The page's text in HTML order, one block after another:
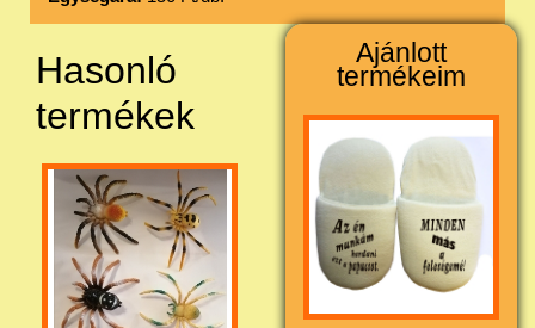
Hasonló
termékek
Ajánlott
termékeim